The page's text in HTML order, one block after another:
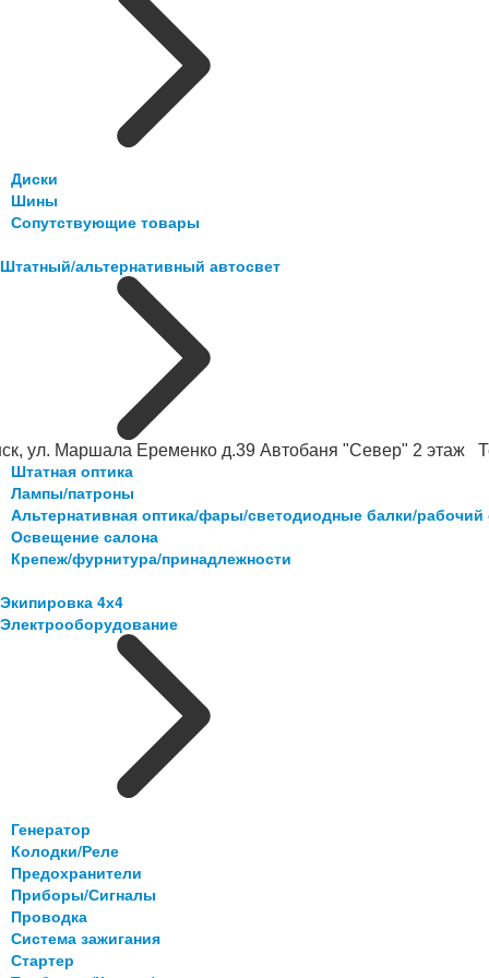
ул. Маршала Еременко д.39 Автобаня "Север" 2 этаж
Диски
Шины
Сопутствующие товары
Штатный/альтернативный автосвет
Штатная оптика
Лампы/патроны
Альтернативная оптика/фары/светодиодные балки/рабочий
Освещение салона
Крепеж/фурнитура/принадлежности
Экипировка 4х4
Электрооборудование
Генератор
Колодки/Реле
Предохранители
Приборы/Сигналы
Проводка
Система зажигания
Стартер